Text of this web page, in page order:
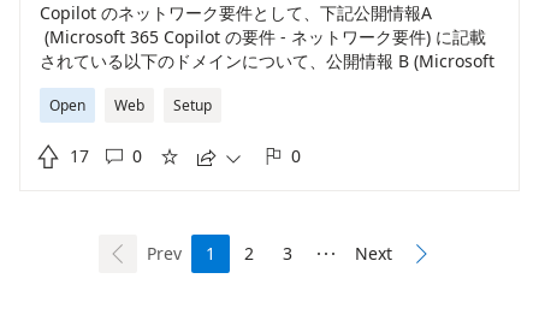
Copilot のネットワーク要件として、下記公開情報A
(Microsoft 365 Copilot の要件 - ネットワーク要件) に記載
されている以下のドメインについて、公開情報 B (Microsoft
365 の URL と IP アドレスの範囲) には記載されていない。
Microsoft 365 の機能を利用する上で必要なアドレスである
copilot.microsoft.com、*.copilot.microsoft.com ・
https://learn.microsoft.com/ja-jp/copilot/microsoft-
365/microsoft-365-copilot-requirements#network-
(公開情報 B) タイトル : Microsoft 365 の
Open Web Setup
 17  0     0
 Prev 1 2 3  Next 